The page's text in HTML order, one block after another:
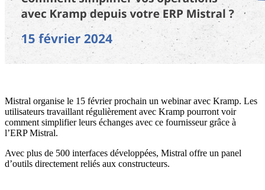
Mistral organise le 15 février prochain un webinar avec Kramp. Les
utilisateurs travaillant régulièrement avec Kramp pourront voir
comment simplifier leurs échanges avec ce fournisseur grâce à
l’ERP Mistral.
Avec plus de 500 interfaces développées, Mistral offre un panel
d’outils directement reliés aux constructeurs.